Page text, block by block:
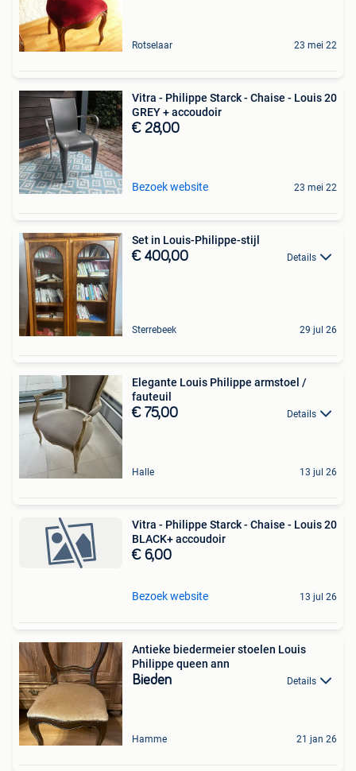
Rotselaar 23 mei 22
Vitra - Philippe Starck - Chaise - Louis 20
GREY + accoudoir
€ 28,00
Bezoek website 23 mei 22
Set in Louis-Philippe-stijl
€ 400,00 Details
Sterrebeek 29 jul 26
Elegante Louis Philippe armstoel /
fauteuil
€ 75,00 Details
Halle 13 jul 26
Vitra - Philippe Starck - Chaise - Louis 20
BLACK+ accoudoir
€ 6,00
Bezoek website 13 jul 26
Antieke biedermeier stoelen Louis
Philippe queen ann
Bieden Details
Hamme 21 jan 26